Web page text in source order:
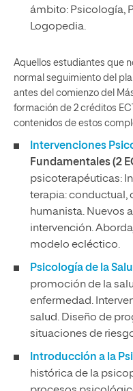
ámbito: Psicología,
Logopedia.
Aquellos estudiantes que
normal seguimiento del
antes del comienzo del
formación de 2 créditos
contenidos de estos
Intervenciones
Fundamentales (2
psicoterapéuticas:
terapia: conductual,
humanista. Nuevos
intervención.
modelo ecléctico.
Psicología de la
promoción de la
enfermedad.
salud. Diseño de
situaciones de
Introducción a la
histórica de la